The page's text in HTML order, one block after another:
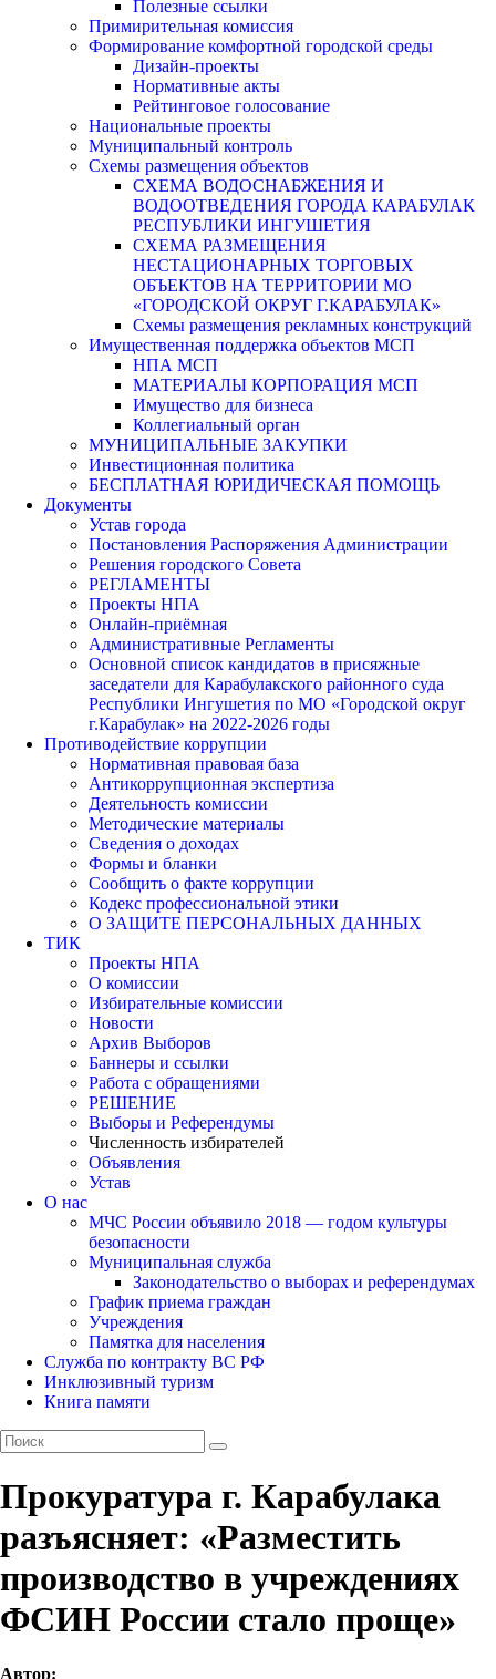
Полезные ссылки
Примирительная комиссия
Формирование комфортной городской среды
Дизайн-проекты
Нормативные акты
Рейтинговое голосование
Национальные проекты
Муниципальный контроль
Схемы размещения объектов
СХЕМА ВОДОСНАБЖЕНИЯ И
ВОДООТВЕДЕНИЯ ГОРОДА КАРАБУЛАК
РЕСПУБЛИКИ ИНГУШЕТИЯ
СХЕМА РАЗМЕЩЕНИЯ
НЕСТАЦИОНАРНЫХ ТОРГОВЫХ
ОБЪЕКТОВ НА ТЕРРИТОРИИ МО
«ГОРОДСКОЙ ОКРУГ Г.КАРАБУЛАК»
Схемы размещения рекламных конструкций
Имущественная поддержка объектов МСП
НПА МСП
МАТЕРИАЛЫ КОРПОРАЦИЯ МСП
Имущество для бизнеса
Коллегиальный орган
МУНИЦИПАЛЬНЫЕ ЗАКУПКИ
Инвестиционная политика
БЕСПЛАТНАЯ ЮРИДИЧЕСКАЯ ПОМОЩЬ
Документы
Устав города
Постановления Распоряжения Администрации
Решения городского Совета
РЕГЛАМЕНТЫ
Проекты НПА
Онлайн-приёмная
Административные Регламенты
Основной список кандидатов в присяжные
заседатели для Карабулакского районного суда
Республики Ингушетия по МО «Городской округ
г.Карабулак» на 2022-2026 годы
Противодействие коррупции
Нормативная правовая база
Антикоррупционная экспертиза
Деятельность комиссии
Методические материалы
Сведения о доходах
Формы и бланки
Сообщить о факте коррупции
Кодекс профессиональной этики
О ЗАЩИТЕ ПЕРСОНАЛЬНЫХ ДАННЫХ
ТИК
Проекты НПА
О комиссии
Избирательные комиссии
Новости
Архив Выборов
Баннеры и ссылки
Работа с обращениями
РЕШЕНИЕ
Выборы и Референдумы
Численность избирателей
Объявления
Устав
О нас
МЧС России объявило 2018 — годом культуры
безопасности
Муниципальная служба
Законодательство о выборах и референдумах
График приема граждан
Учреждения
Памятка для населения
Служба по контракту ВС РФ
Инклюзивный туризм
Книга памяти
Прокуратура г. Карабулака
разъясняет: «Разместить
производство в учреждениях
ФСИН России стало проще»
Автор: